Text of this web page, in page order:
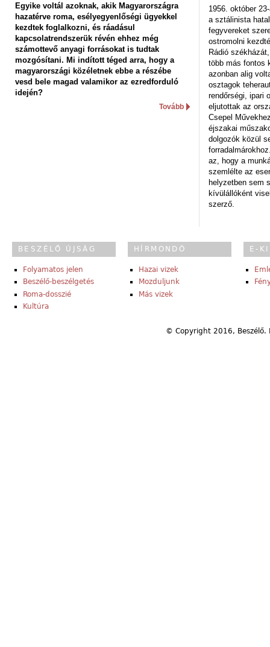
Egyike voltál azoknak, akik Magyarországra
hazatérve roma, esélyegyenlőségi ügyekkel
kezdtek foglalkozni, és ráadásul
kapcsolatrendszerük révén ehhez még
számottevő anyagi forrásokat is tudtak
mozgósítani. Mi indított téged arra, hogy a
magyarországi közéletnek ebbe a részébe
vesd bele magad valamikor az ezredforduló
idején?
Tovább
1956. október
a sztálinista
fegyvereket
ostromolni
Rádió
több más fontos
azonban alig
osztagok
rendőrségi, ipari
eljutottak az
Csepel
éjszakai
dolgozók közül
az, hogy a
szemlélte az
helyzetben sem
kívülállóként
szerző.
BESZÉLŐ ÚJSÁG
Folyamatos jelen
Beszélő-beszélgetés
Roma-dosszié
Kultúra
HÍRMONDÓ
Hazai vizek
Mozduljunk
Más vizek
E-
© Copyright 2016,